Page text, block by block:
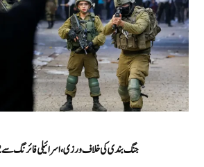
جنگ بندی کی خلاف ورزی،اسرائیلی فائرنگ سے 2 فلسطینی شہید